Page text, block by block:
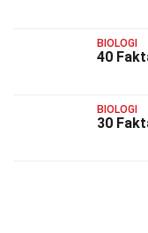
BIOLOGI
40
BIOLOGI
30